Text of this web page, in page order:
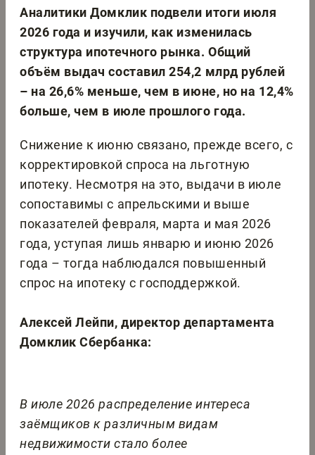
Аналитики Домклик подвели итоги июля
2026 года и изучили, как изменилась
структура ипотечного рынка. Общий
объём выдач составил 254,2 млрд рублей
– на 26,6% меньше, чем в июне, но на 12,4%
больше, чем в июле прошлого года.
Снижение к июню связано, прежде всего, с
корректировкой спроса на льготную
ипотеку. Несмотря на это, выдачи в июле
сопоставимы с апрельскими и выше
показателей февраля, марта и мая 2026
года, уступая лишь январю и июню 2026
года – тогда наблюдался повышенный
спрос на ипотеку с господдержкой.
Алексей Лейпи, директор департамента
Домклик Сбербанка:
В июле 2026 распределение интереса
заёмщиков к различным видам
недвижимости стало более